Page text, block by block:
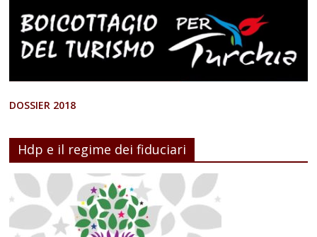
DOSSIER 2018
Hdp e il regime dei fiduciari